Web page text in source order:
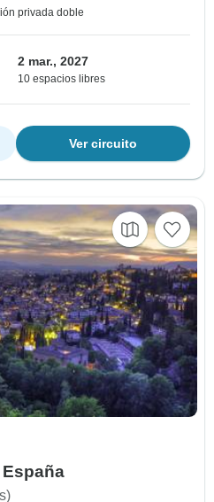
privada doble
2 mar., 2027
10 espacios libres
Ver circuito